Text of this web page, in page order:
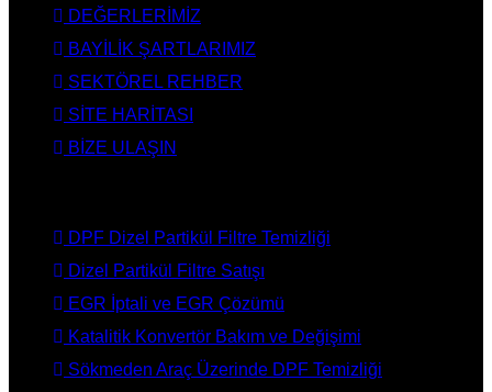
DEĞERLERİMİZ
BAYİLİK ŞARTLARIMIZ
SEKTÖREL REHBER
SİTE HARİTASI
BİZE ULAŞIN
DPF Dizel Partikül Filtre Temizliği
Dizel Partikül Filtre Satışı
EGR İptali ve EGR Çözümü
Katalitik Konvertör Bakım ve Değişimi
Sökmeden Araç Üzerinde DPF Temizliği